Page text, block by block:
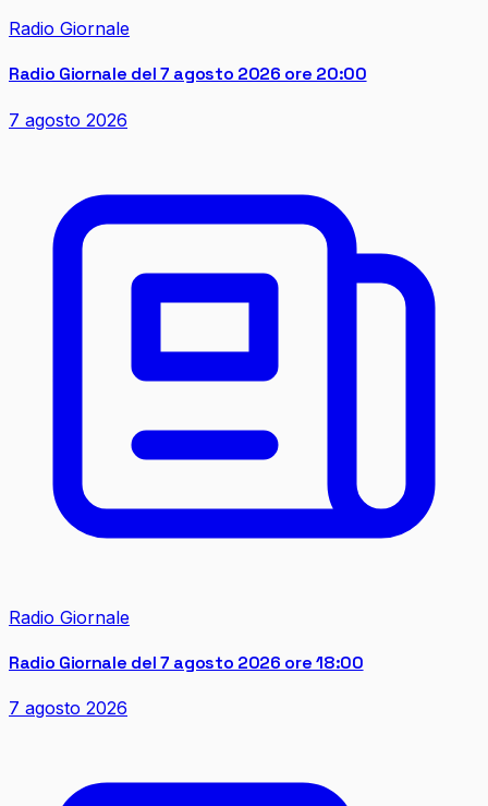
Radio Giornale
Radio Giornale del 7 agosto 2026 ore 20:00
7 agosto 2026
Radio Giornale
Radio Giornale del 7 agosto 2026 ore 18:00
7 agosto 2026